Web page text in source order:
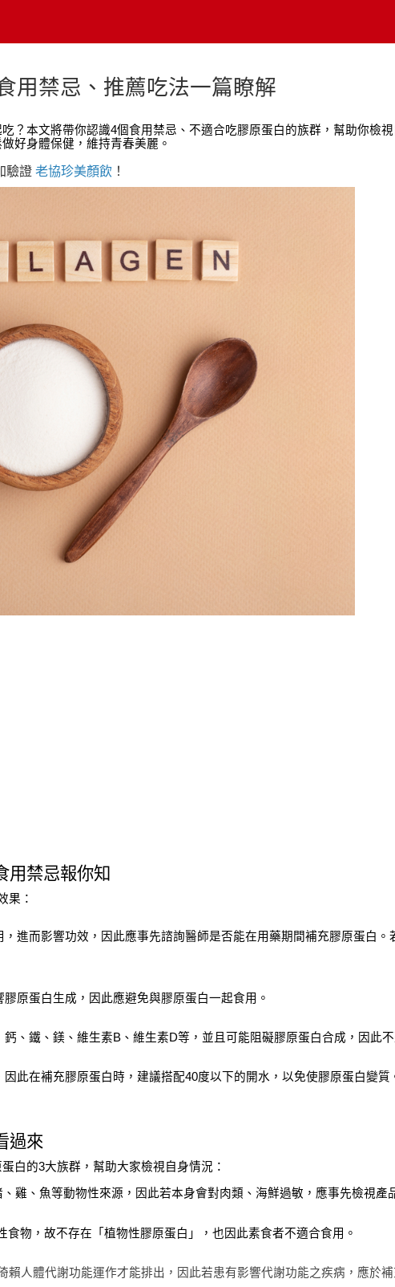
用禁忌、推薦吃法一篇瞭解
？本文將帶你認識4個食用禁忌、不適合吃膠原蛋白的族群，幫助你檢
好身體保健，維持青春美麗。
驗證 老協珍美顏飲 ！
用禁忌報你知
果：
進而影響功效，因此應事先諮詢醫師是否能在用藥期間補充膠原蛋白
膠原蛋白生成，因此應避免與膠原蛋白一起食用。
、鐵、鎂、維生素B、維生素D等，並且可能阻礙膠原蛋白合成，因此
此在補充膠原蛋白時，建議搭配40度以下的開水，以免使膠原蛋白變質
過來
白的3大族群，幫助大家檢視自身情況：
雞、魚等動物性來源，因此若本身會對肉類、海鮮過敏，應事先檢視產
物，故不存在「植物性膠原蛋白」，也因此素食者不適合食用。
賴人體代謝功能運作才能排出，因此若患有影響代謝功能之疾病，應於